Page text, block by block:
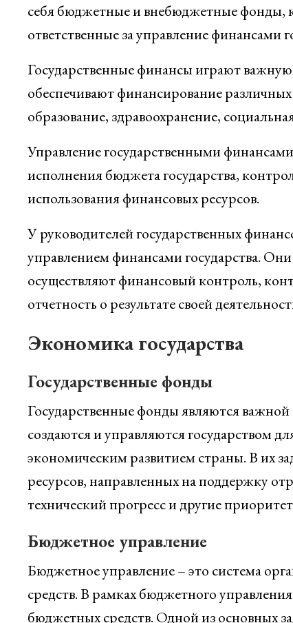
себя бюджетные и внебюджетные фонды,
ответственные за управление финансами
Государственные финансы играют
обеспечивают финансирование
образование, здравоохранение,
Управление государственными
исполнения бюджета государства,
использования финансовых ресурсов.
У руководителей государственных
управлением финансами государства.
осуществляют финансовый контроль,
отчетность о результате своей
Экономика государства
Государственные фонды
Государственные фонды являются
создаются и управляются государством
экономическим развитием страны. В их
ресурсов, направленных на поддержку
технический прогресс и другие
Бюджетное управление
Бюджетное управление – это система
средств. В рамках бюджетного
бюджетных средств. Одной из основных